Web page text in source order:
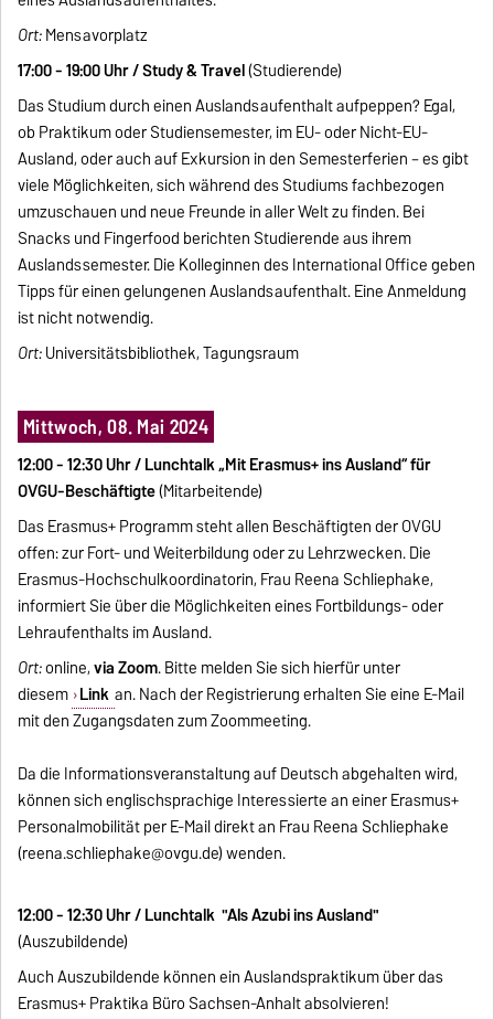
Ort:Mensavorplatz
17:00 - 19:00 Uhr / Study & Travel(Studierende)
Das Studium durch einen Auslandsaufenthalt aufpeppen? Egal,
ob Praktikum oder Studiensemester, im EU- oder Nicht-EU-
Ausland, oder auch auf Exkursion in den Semesterferien – es gibt
viele Möglichkeiten, sich während des Studiums fachbezogen
umzuschauen und neue Freunde in aller Welt zu finden. Bei
Snacks und Fingerfood berichten Studierende aus ihrem
Auslandssemester. Die Kolleginnen des International Office geben
Tipps für einen gelungenen Auslandsaufenthalt. Eine Anmeldung
ist nicht notwendig.
Ort:Universitätsbibliothek, Tagungsraum
Mittwoch, 08. Mai 2024
12:00 - 12:30 Uhr / Lunchtalk „Mit Erasmus+ ins Ausland“ für
OVGU-Beschäftigte(Mitarbeitende)
Das Erasmus+ Programm steht allen Beschäftigten der OVGU
offen: zur Fort- und Weiterbildung oder zu Lehrzwecken. Die
Erasmus-Hochschulkoordinatorin, Frau Reena Schliephake,
informiert Sie über die Möglichkeiten eines Fortbildungs- oder
Lehraufenthalts im Ausland.
Ort:online,via Zoom. Bitte melden Sie sich hierfür unter
diesem Link an. Nach der Registrierung erhalten Sie eine E-Mail
mit den Zugangsdaten zum Zoommeeting.
Da die Informationsveranstaltung auf Deutsch abgehalten wird,
können sich englischsprachige Interessierte an einer Erasmus+
Personalmobilität per E-Mail direkt an Frau Reena Schliephake
(reena.schliephake@ovgu.de) wenden.
12:00 - 12:30 Uhr / Lunchtalk "Als Azubi ins Ausland"
(Auszubildende)
Auch Auszubildende können ein Auslandspraktikum über das
Erasmus+ Praktika Büro Sachsen-Anhalt absolvieren!